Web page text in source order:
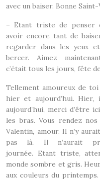
avec un baiser. Bonne
– Etant triste de penser
avoir encore tant de
regarder dans les yeux
bercer. Aimez
c’était tous les jours, fête
Tellement amoureux de
hier et aujourd’hui. Hier,
aujourd’hui, merci d’être
les bras. Vous rendez
Valentin, amour. Il n’y
pas là. Il n’aurait
journée. Etant triste,
monde sombre et gris.
aux couleurs du